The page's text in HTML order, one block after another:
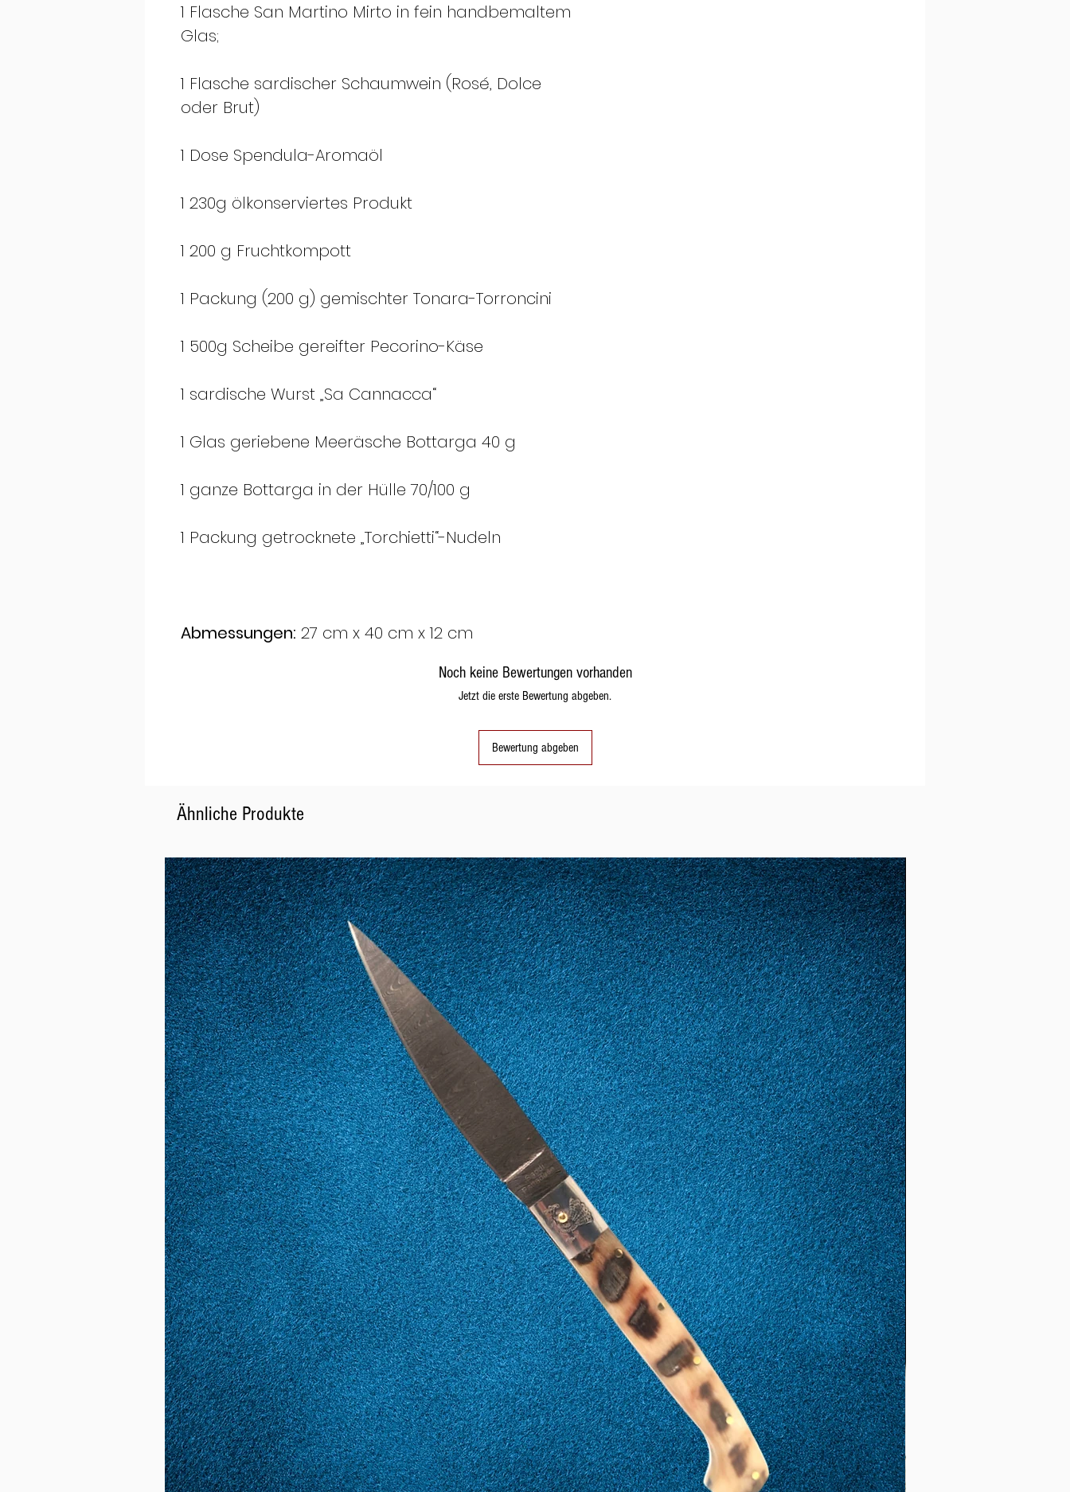
1 Flasche San Martino Mirto in fein handbemaltem
Glas;
1 Flasche sardischer Schaumwein (Rosé, Dolce
oder Brut)
1 Dose Spendula-Aromaöl
1 230g ölkonserviertes Produkt
1 200 g Fruchtkompott
1 Packung (200 g) gemischter Tonara-Torroncini
1 500g Scheibe gereifter Pecorino-Käse
1 sardische Wurst „Sa Cannacca“
1 Glas geriebene Meeräsche Bottarga 40 g
1 ganze Bottarga in der Hülle 70/100 g
1 Packung getrocknete „Torchietti“-Nudeln
Abmessungen: 27 cm x 40 cm x 12 cm
Noch keine Bewertungen vorhanden
Jetzt die erste Bewertung abgeben.
Bewertung abgeben
Ähnliche Produkte